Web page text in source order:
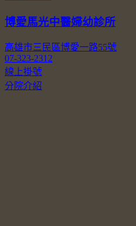
博愛馬光中醫婦幼診所
高雄市三民區博愛一路55號
07-323-2312
線上掛號
分院介紹